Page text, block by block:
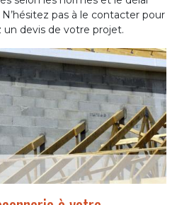
pas à le contacter pour
devis de votre projet.